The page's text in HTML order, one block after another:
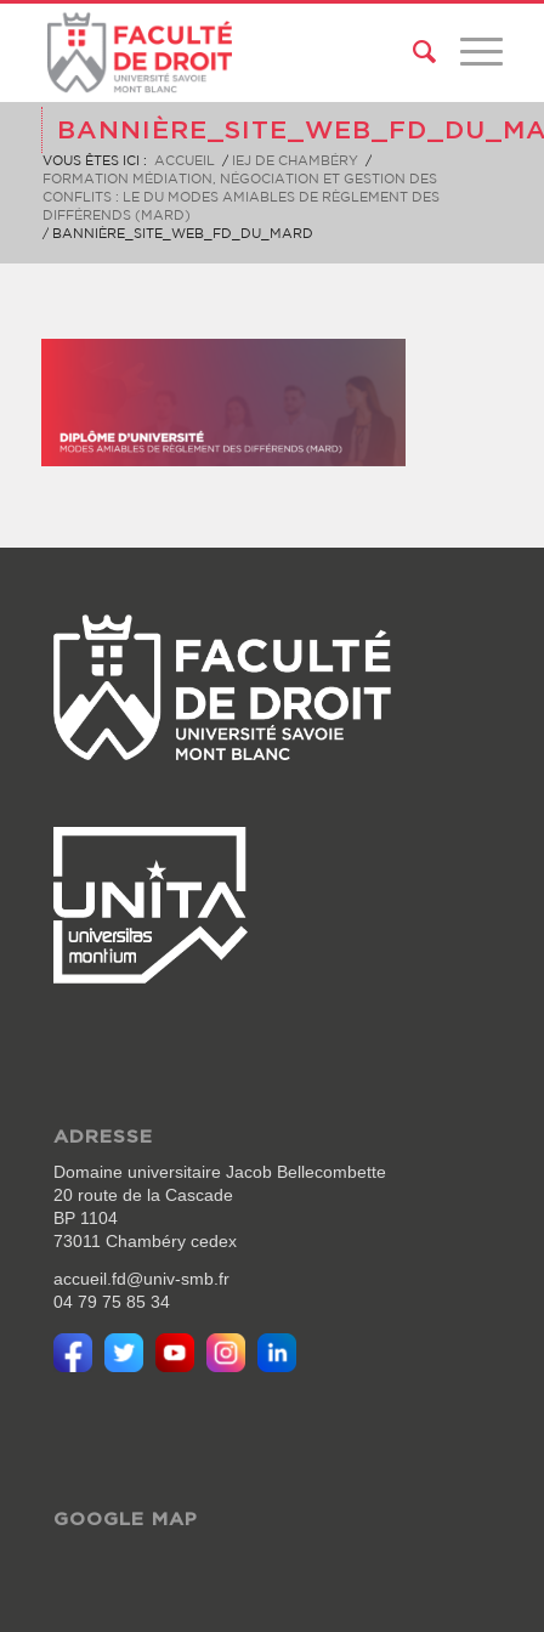
VOUS ÊTES ICI : ACCUEIL / IEJ DE CHAMBÉRY
/
FORMATION MÉDIATION, NÉGOCIATION ET GESTION DES
CONFLITS : LE DU MODES AMIABLES DE RÈGLEMENT DES
DIFFÉRENDS (MARD)
/ BANNIÈRE_SITE_WEB_FD_DU_MARD
ADRESSE
Domaine universitaire Jacob Bellecombette
20 route de la Cascade
BP 1104
73011 Chambéry cedex
accueil.fd@univ-smb.fr
04 79 75 85 34
GOOGLE MAP